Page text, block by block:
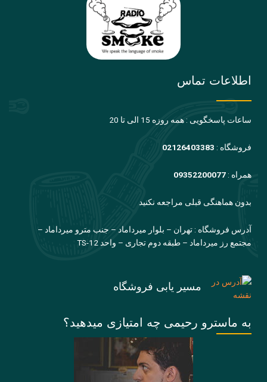
اطلاعات تماس
ساعات پاسخگویی : همه روزه 15 الی تا 20
فروشگاه : 02126403383
همراه : 09352200077
بدون هماهنگی قبلی مراجعه نکنید
آدرس فروشگاه : تهران – بلوار میرداماد – جنب مترو میرداماد –
مجتمع رز میرداماد – طبقه دوم تجاری – واحد TS-12
مسیر یابی فروشگاه
به ماسترو رحیمی چه امتیازی میدهید؟